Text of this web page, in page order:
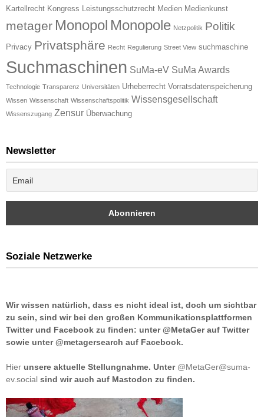
Kartellrecht Kongress Leistungsschutzrecht Medien Medienkunst
metager Monopol Monopole Netzpolitik Politik
Privacy Privatsphäre Recht Regulierung Street View suchmaschine
Suchmaschinen SuMa-eV SuMa Awards
Technologie Transparenz Universitäten Urheberrecht Vorratsdatenspeicherung
Wissen Wissenschaft Wissenschaftspolitik Wissensgesellschaft
Wissenszugang Zensur Überwachung
Newsletter
Soziale Netzwerke
Wir wissen natürlich, dass es nicht ideal ist, doch um sichtbar
zu sein, sind wir bei den großen Kommunikationsplattformen
Twitter und Facebook zu finden: unter @MetaGer auf Twitter
sowie unter @metagersearch auf Facebook.
Hier unsere aktuelle Stellungnahme. Unter @MetaGer@suma-
ev.social sind wir auch auf Mastodon zu finden.